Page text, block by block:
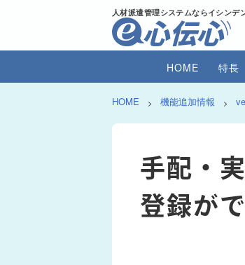
人材派遣管理システムならイシンデ
HOME 特長
HOME > 機能追加情報 >
手配・
登録が